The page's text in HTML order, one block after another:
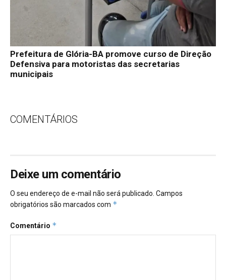
Prefeitura de Glória-BA promove curso de Direção
Defensiva para motoristas das secretarias
municipais
COMENTÁRIOS
Deixe um comentário
O seu endereço de e-mail não será publicado. Campos
obrigatórios são marcados com *
Comentário *